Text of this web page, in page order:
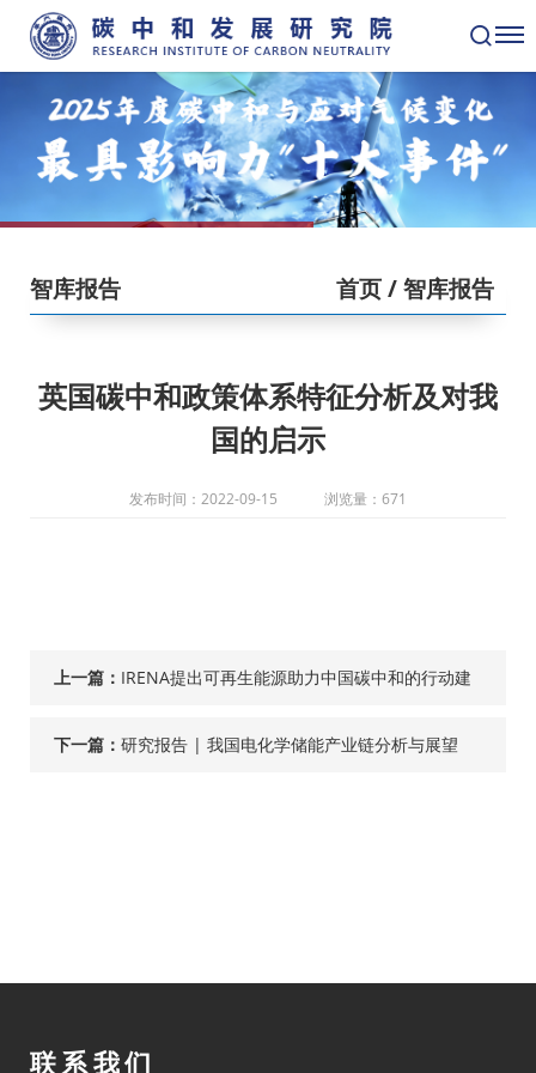
智库报告 首页/ 智库报告
英国碳中和政策体系特征分析及对我
国的启示
发布时间：2022-09-15 浏览量：671
上一篇： IRENA提出可再生能源助力中国碳中和的行动建
议
下一篇： 研究报告 | ​我国电化学储能产业链分析与展望
联系我们